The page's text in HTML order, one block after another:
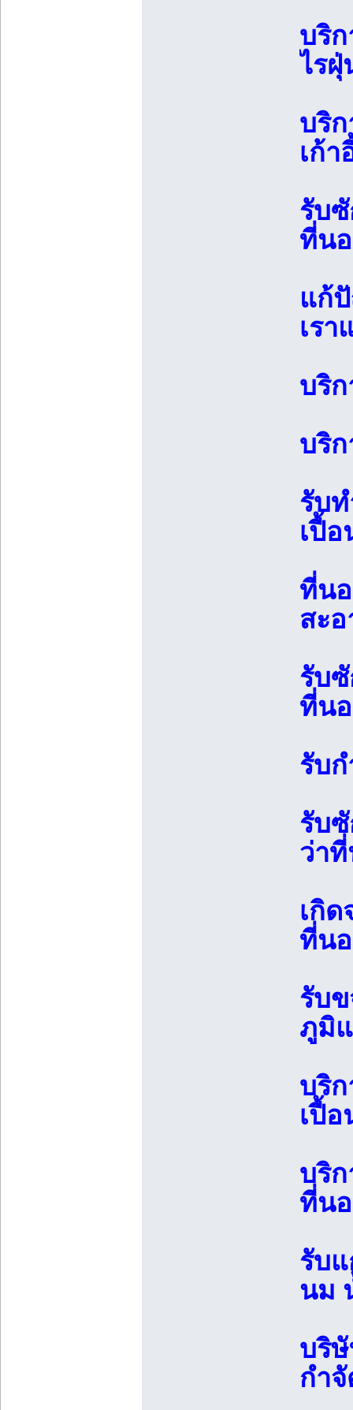
บริ
ไร
บริ
เก้า
รับ
ที่น
แก้
เร
บริ
บริ
รับ
เปื้
ที่น
สะ
รับ
ที่น
รับ
รับ
ว่า
เกิ
ที่น
รับ
ภูมิ
บริ
เปื้อ
บริ
ที่น
รับ
นม
บริ
กำ